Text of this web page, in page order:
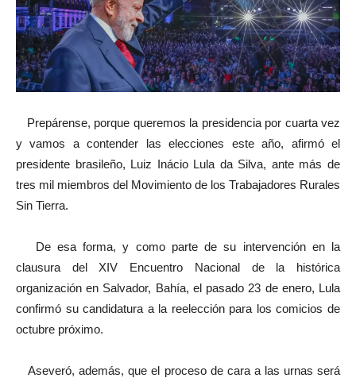
Prepárense, porque queremos la presidencia por cuarta vez
y vamos a contender las elecciones este año, afirmó el
presidente brasileño, Luiz Inácio Lula da Silva, ante más de
tres mil miembros del Movimiento de los Trabajadores Rurales
Sin Tierra.
De esa forma, y como parte de su intervención en la
clausura del XIV Encuentro Nacional de la histórica
organización en Salvador, Bahía, el pasado 23 de enero, Lula
confirmó su candidatura a la reelección para los comicios de
octubre próximo.
Aseveró, además, que el proceso de cara a las urnas será